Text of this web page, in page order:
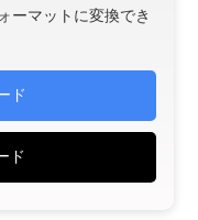
ーマットに変換でき
ド
ド